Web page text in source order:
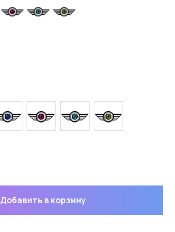
Добавить в корзину